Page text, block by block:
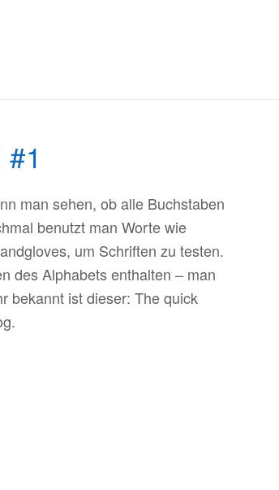
man sehen, ob alle Buchstaben
benutzt man Worte wie
um Schriften zu testen.
des Alphabets enthalten – man
bekannt ist dieser: The quick